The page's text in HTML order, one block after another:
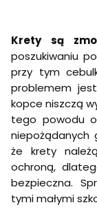
Krety są
poszukiwaniu
przy tym
problemem
kopce niszczą
tego powodu
niepożądanych
że krety
ochroną,
bezpieczna.
tymi małymi